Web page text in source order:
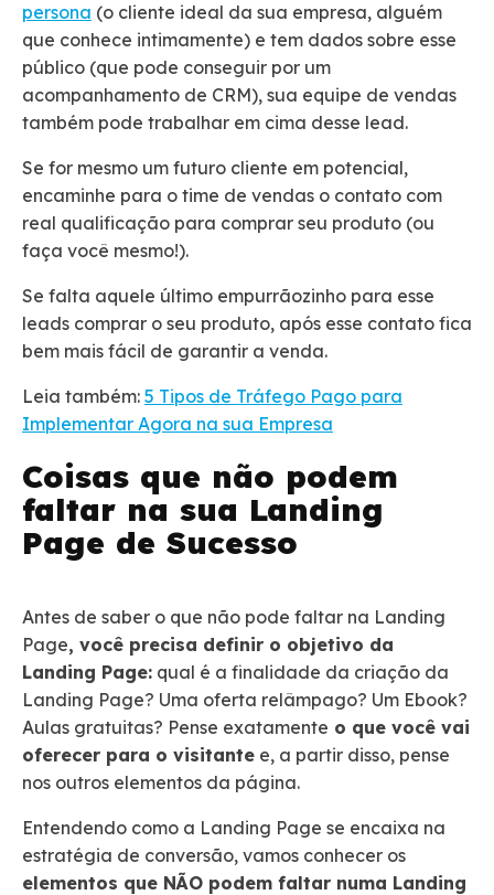
persona (o cliente ideal da sua empresa, alguém
que conhece intimamente) e tem dados sobre esse
público (que pode conseguir por um
acompanhamento de CRM), sua equipe de vendas
também pode trabalhar em cima desse lead.
Se for mesmo um futuro cliente em potencial,
encaminhe para o time de vendas o contato com
real qualificação para comprar seu produto (ou
faça você mesmo!).
Se falta aquele último empurrãozinho para esse
leads comprar o seu produto, após esse contato fica
bem mais fácil de garantir a venda.
Leia também: 5 Tipos de Tráfego Pago para
Implementar Agora na sua Empresa
Coisas que não podem
faltar na sua Landing
Page de Sucesso
Antes de saber o que não pode faltar na Landing
Page, você precisa definir o objetivo da
Landing Page: qual é a finalidade da criação da
Landing Page? Uma oferta relâmpago? Um Ebook?
Aulas gratuitas? Pense exatamente o que você vai
oferecer para o visitante e, a partir disso, pense
nos outros elementos da página.
Entendendo como a Landing Page se encaixa na
estratégia de conversão, vamos conhecer os
elementos que NÃO podem faltar numa Landing